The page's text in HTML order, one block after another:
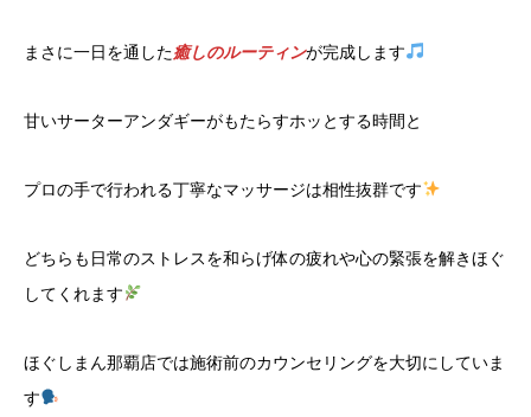
まさに一日を通した癒しのルーティンが完成します
甘いサーターアンダギーがもたらすホッとする時間と
プロの手で行われる丁寧なマッサージは相性抜群です
どちらも日常のストレスを和らげ体の疲れや心の緊張を解きほぐ
してくれます
ほぐしまん那覇店では施術前のカウンセリングを大切にしていま
す